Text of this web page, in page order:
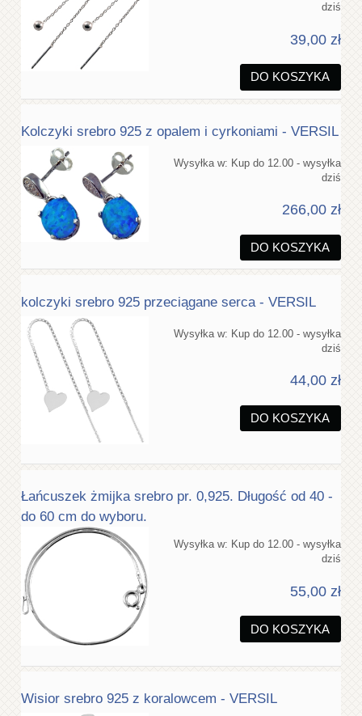
dziś
39,00 zł
DO KOSZYKA
Kolczyki srebro 925 z opalem i cyrkoniami - VERSIL
Wysyłka w: Kup do 12.00 - wysyłka
dziś
266,00 zł
DO KOSZYKA
kolczyki srebro 925 przeciągane serca - VERSIL
Wysyłka w: Kup do 12.00 - wysyłka
dziś
44,00 zł
DO KOSZYKA
Łańcuszek żmijka srebro pr. 0,925. Długość od 40 -
do 60 cm do wyboru.
Wysyłka w: Kup do 12.00 - wysyłka
dziś
55,00 zł
DO KOSZYKA
Wisior srebro 925 z koralowcem - VERSIL